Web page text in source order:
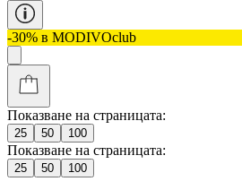
-30% в MODIVOclub
Показване на страницата:
25 50 100
Показване на страницата:
25 50 100